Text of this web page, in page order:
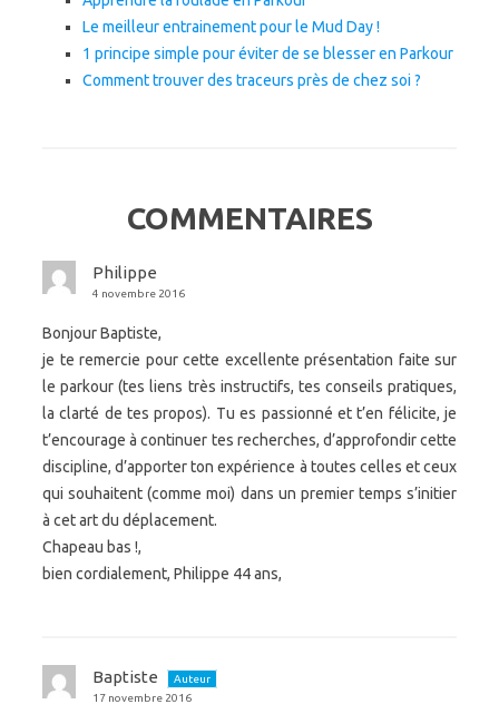
Le meilleur entrainement pour le Mud Day !
1 principe simple pour éviter de se blesser en Parkour
Comment trouver des traceurs près de chez soi ?
COMMENTAIRES
Philippe
4 novembre 2016
Bonjour Baptiste,
je te remercie pour cette excellente présentation faite sur
le parkour (tes liens très instructifs, tes conseils pratiques,
la clarté de tes propos). Tu es passionné et t’en félicite, je
t’encourage à continuer tes recherches, d’approfondir cette
discipline, d’apporter ton expérience à toutes celles et ceux
qui souhaitent (comme moi) dans un premier temps s’initier
à cet art du déplacement.
Chapeau bas !,
bien cordialement, Philippe 44 ans,
Baptiste
Auteur
17 novembre 2016